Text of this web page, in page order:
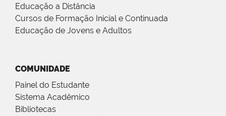
Educação a Distância
Cursos de Formação Inicial e Continuada
Educação de Jovens e Adultos
COMUNIDADE
Painel do Estudante
Sistema Acadêmico
Bibliotecas